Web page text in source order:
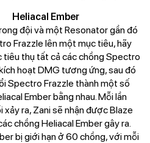
Heliacal Ember
đội và một Resonator gần đó
Frazzle lên một mục tiêu, hãy
tiêu thụ tất cả các chồng Spectro
hoạt DMG tương ứng, sau đó
Spectro Frazzle thành một số
Ember bằng nhau. Mỗi lần
xảy ra, Zani sẽ nhận được Blaze
chồng Heliacal Ember gây ra.
bị giới hạn ở 60 chồng, với mỗi